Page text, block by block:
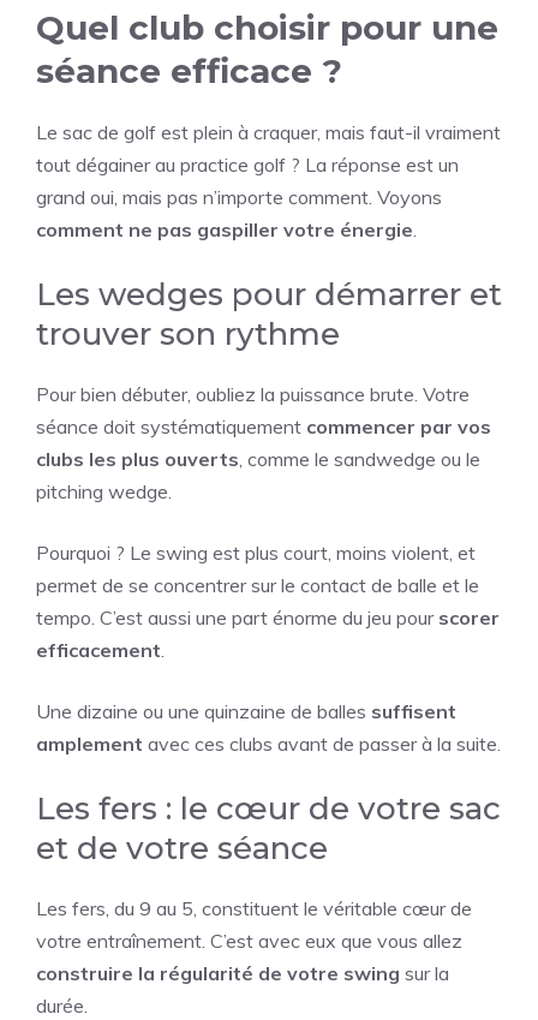
Quel club choisir pour une
séance efficace ?
Le sac de golf est plein à craquer, mais faut-il vraiment
tout dégainer au practice golf ? La réponse est un
grand oui, mais pas n’importe comment. Voyons
comment ne pas gaspiller votre énergie.
Les wedges pour démarrer et
trouver son rythme
Pour bien débuter, oubliez la puissance brute. Votre
séance doit systématiquement commencer par vos
clubs les plus ouverts, comme le sandwedge ou le
pitching wedge.
Pourquoi ? Le swing est plus court, moins violent, et
permet de se concentrer sur le contact de balle et le
tempo. C’est aussi une part énorme du jeu pour scorer
efficacement.
Une dizaine ou une quinzaine de balles suffisent
amplement avec ces clubs avant de passer à la suite.
Les fers : le cœur de votre sac
et de votre séance
Les fers, du 9 au 5, constituent le véritable cœur de
votre entraînement. C’est avec eux que vous allez
construire la régularité de votre swing sur la
durée.